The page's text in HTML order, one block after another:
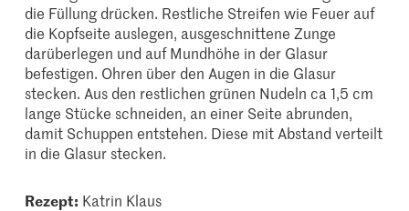
die Füllung drücken. Restliche Streifen wie Feuer auf
die Kopfseite auslegen, ausgeschnittene Zunge
darüberlegen und auf Mundhöhe in der Glasur
befestigen. Ohren über den Augen in die Glasur
stecken. Aus den restlichen grünen Nudeln ca 1,5 cm
lange Stücke schneiden, an einer Seite abrunden,
damit Schuppen entstehen. Diese mit Abstand verteilt
in die Glasur stecken.
Rezept: Katrin Klaus